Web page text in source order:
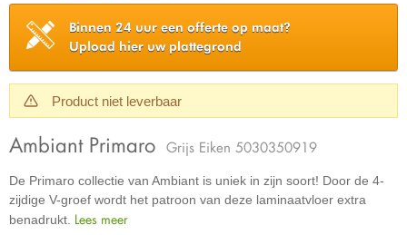
Binnen 24 uur een offerte op maat?
Upload hier uw plattegrond
Product niet leverbaar
Ambiant Primaro Grijs Eiken 5030350919
De Primaro collectie van Ambiant is uniek in zijn soort! Door de 4-
zijdige V-groef wordt het patroon van deze laminaatvloer extra
benadrukt. Lees meer